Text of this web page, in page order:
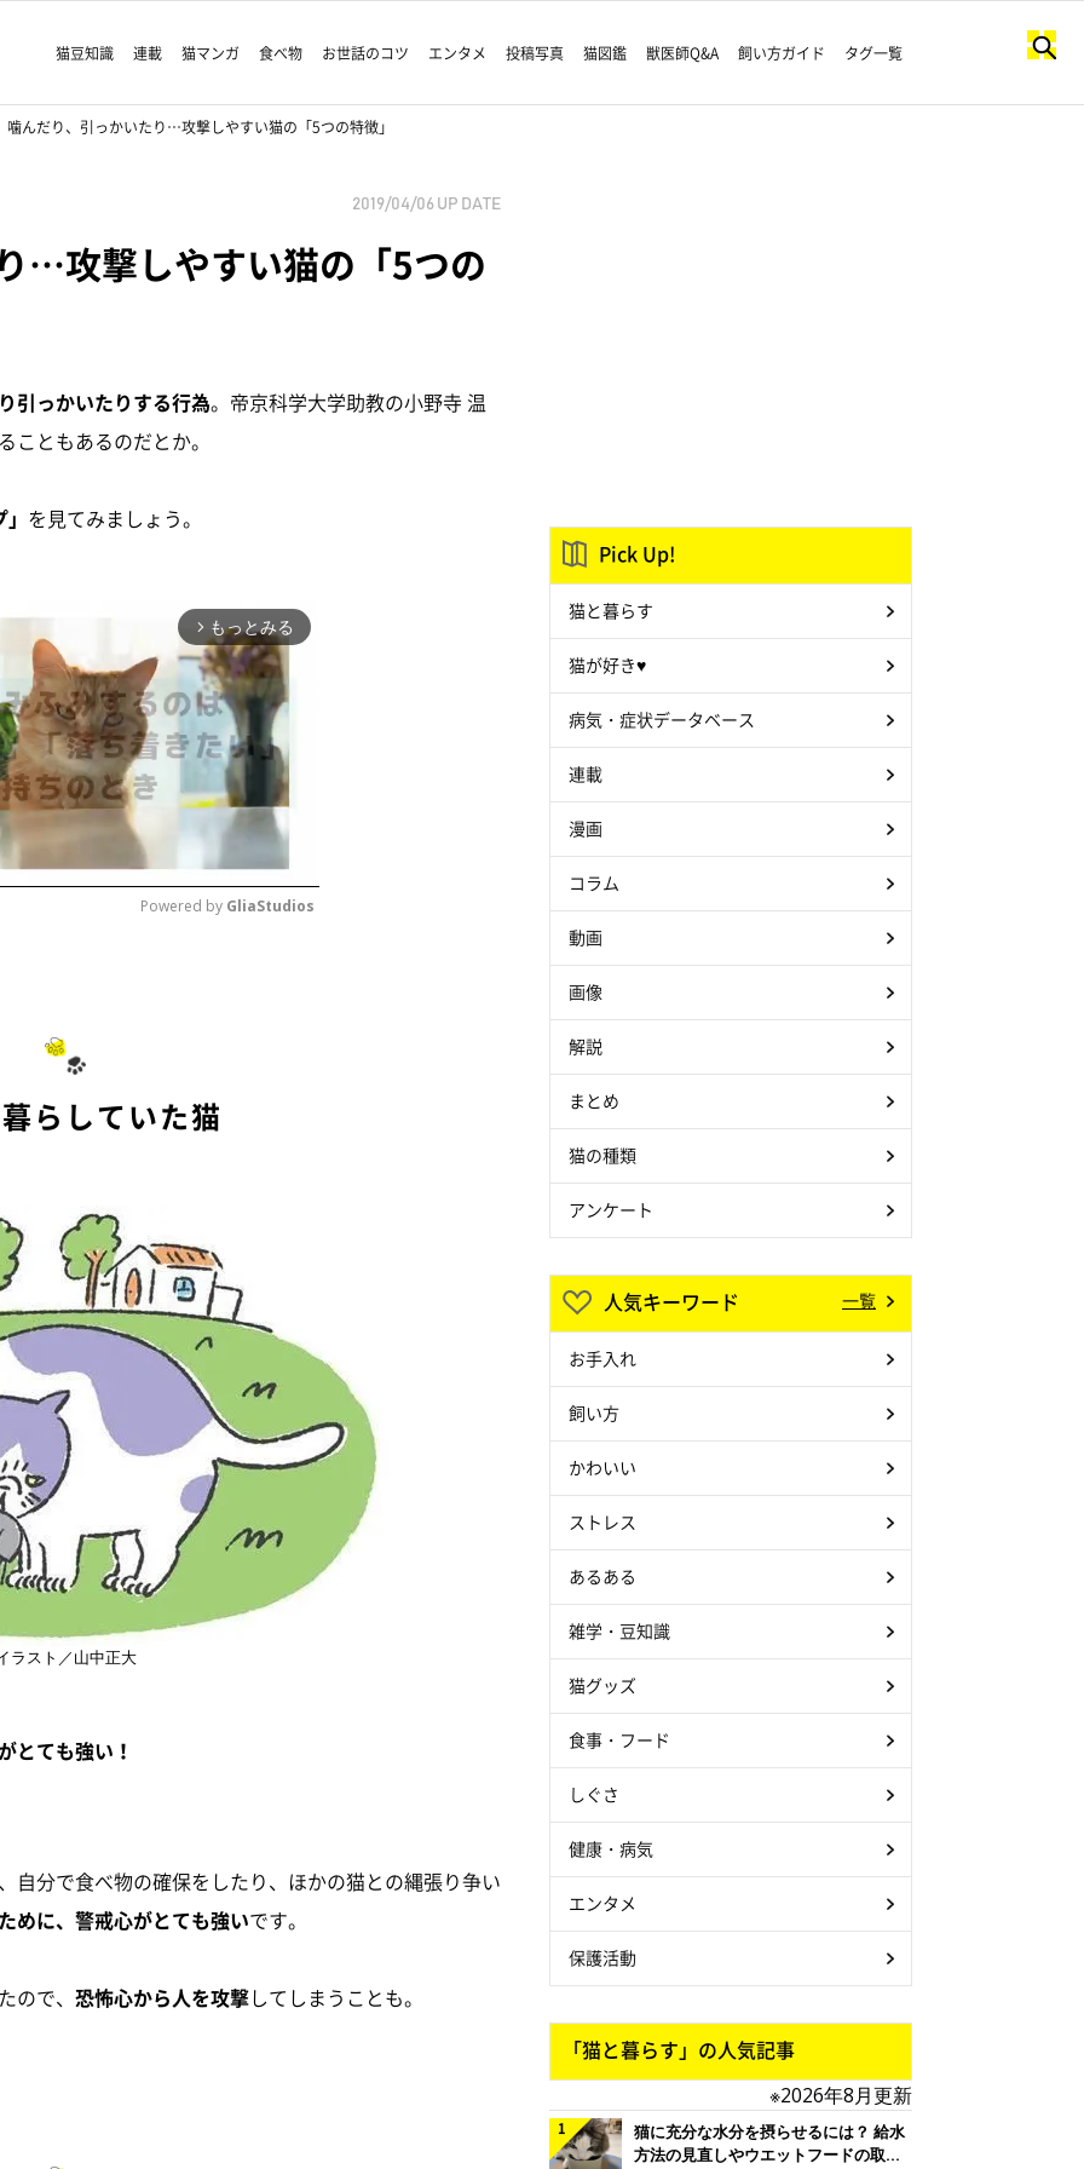
猫豆知識 連載 猫マンガ 食べ物 お世話のコツ エンタメ 投稿写真 猫図鑑 獣医師Q&A 飼い方ガイド タグ一覧
噛んだり、引っかいたり…攻撃しやすい猫の「5つの特徴」
2019/04/06 UP DATE
…攻撃しやすい猫の「5つの
引っかいたりする行為。帝京科学大学助教の小野寺 温
ともあるのだとか。
を見てみましょう。
arrow_forward_ios もっとみる
Powered by GliaStudios
らしていた猫
ラスト／山中正大
とても強い！
自分で食べ物の確保をしたり、ほかの猫との縄張り争い
めに、警戒心がとても強いです。
で、 恐怖心から人を攻撃してしまうことも。
Pick Up!
猫と暮らす
猫が好き♥
病気・症状データベース
連載
漫画
コラム
動画
画像
解説
まとめ
猫の種類
アンケート
人気キーワード 一覧
お手入れ
飼い方
かわいい
ストレス
あるある
雑学・豆知識
猫グッズ
食事・フード
しぐさ
健康・病気
エンタメ
保護活動
「猫と暮らす」の人気記事
※2026年8月更新
猫に充分な水分を摂らせるには？ 給水
方法の見直しやウエットフードの取り